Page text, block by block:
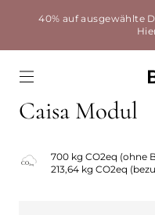
40% auf ausgewählte
Caisa Modul
700 kg CO2eq (ohne
213,64 kg CO2eq